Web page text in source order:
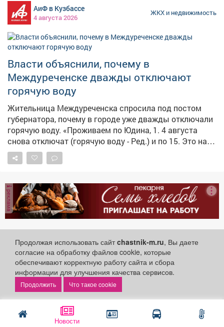
Новости
АиФ в Кузбассе
4 августа 2026
ЖКХ и недвижимость
Власти объяснили, почему в
Междуреченске дважды отключают
горячую воду
Жительница Междуреченска спросила под постом
губернатора, почему в городе уже дважды отключали
горячую воду. «Проживаем по Юдина, 1. 4 августа
снова отключат (горячую воду - Ред.) и по 15. Это на
каких основаниях? Это что за издевательство над
людьми?» - пишет Евгения. Представители
время гидравлических испытаний после планового
отключения специалисты нашли дефект, требующий
срочного капремонта с заменой трубопроводов.
«Такие дефекты невозможно оставлять до начала
отопительного сезона, поскольку это создаёт риск
аварий и может привести к нарушению
теплоснабжения в зимний период. Именно поэтому
было принято решение выполнить ремонт сразу после
выявления повреждения, несмотря на необходимость
продления срока отключения горячего
водоснабжения», - объяснили чиновники и извинились
за неудобства. Они добавили, что коммунальщики
работают без выходных и в усиленном режиме. Фото:
реклама
Междуреченский отдел Управления
Росреестра по Кемеровской области
- Кузбассу
4 августа 2026
недвижимость
Чья это клумба: как разместить
Продолжая использовать сайтchastnik-m.ru, Вы даете
согласие на обработку файлов cookie, которые
обеспечивают корректную работу сайта и сбора
информации для улучшения качества сервисов.
Что такое cookie